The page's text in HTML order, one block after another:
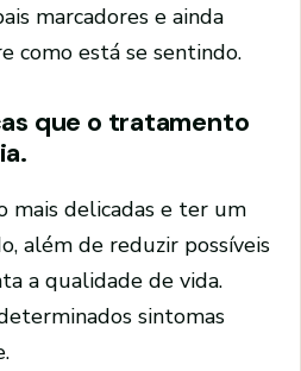
marcadores e ainda
como está se sentindo.
que o tratamento
mais delicadas e ter um
além de reduzir possíveis
a qualidade de vida.
sintomas